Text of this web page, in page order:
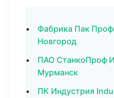
Фабрика Пак
Новгород
ПАО СтанкоПроф
Мурманск
ПК Индустрия